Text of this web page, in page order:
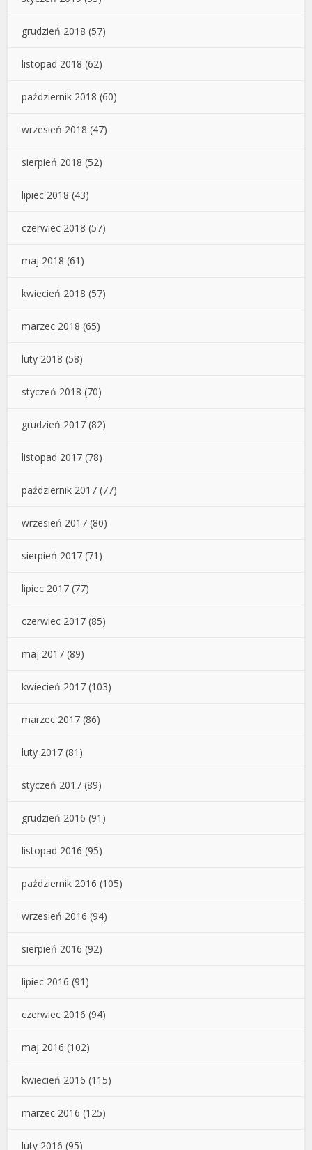
grudzień 2018 (57)
listopad 2018 (62)
październik 2018 (60)
wrzesień 2018 (47)
sierpień 2018 (52)
lipiec 2018 (43)
czerwiec 2018 (57)
maj 2018 (61)
kwiecień 2018 (57)
marzec 2018 (65)
luty 2018 (58)
styczeń 2018 (70)
grudzień 2017 (82)
listopad 2017 (78)
październik 2017 (77)
wrzesień 2017 (80)
sierpień 2017 (71)
lipiec 2017 (77)
czerwiec 2017 (85)
maj 2017 (89)
kwiecień 2017 (103)
marzec 2017 (86)
luty 2017 (81)
styczeń 2017 (89)
grudzień 2016 (91)
listopad 2016 (95)
październik 2016 (105)
wrzesień 2016 (94)
sierpień 2016 (92)
lipiec 2016 (91)
czerwiec 2016 (94)
maj 2016 (102)
kwiecień 2016 (115)
marzec 2016 (125)
luty 2016 (95)